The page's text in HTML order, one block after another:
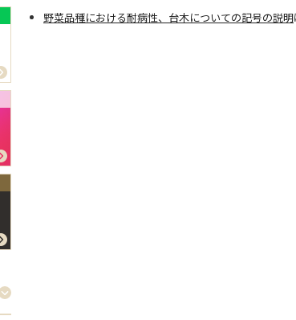
野菜品種における耐病性、台木についての記号の説明